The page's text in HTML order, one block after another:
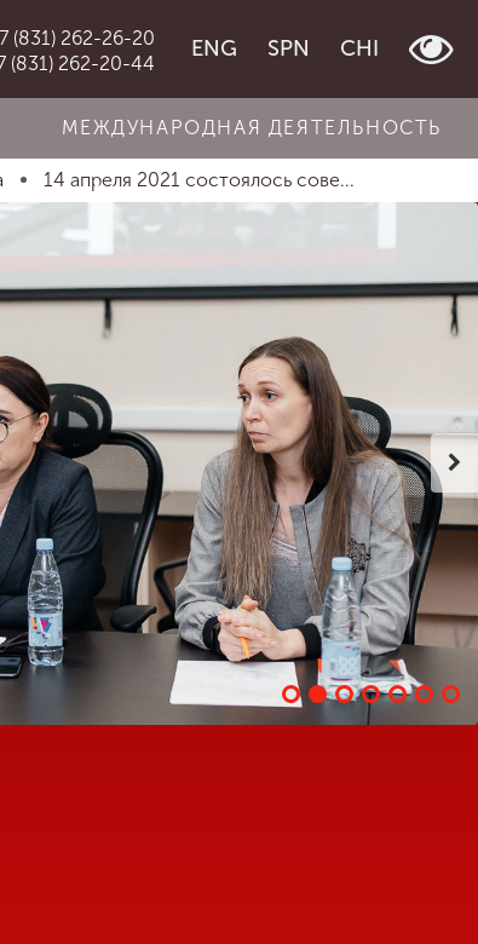
(831) 262-26-20
(831) 262-20-44
ENG SPN CHI
МЕЖДУНАРОДНАЯ ДЕЯТЕЛЬНОСТЬ
14 апреля 2021 состоялось сове...